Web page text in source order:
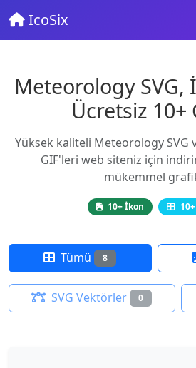
IcoSix
Meteorology SVG,
Ücretsiz 10+
Yüksek kaliteli Meteorology SVG
GIF'leri web siteniz için
mükemmel
10+ İkon
Tümü 8
SVG Vektörler 0